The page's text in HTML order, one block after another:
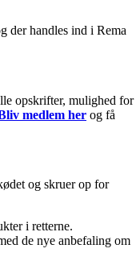
der handles ind i Rema
opskrifter, mulighed for
medlem her og få
og skruer op for
i retterne.
de nye anbefaling om